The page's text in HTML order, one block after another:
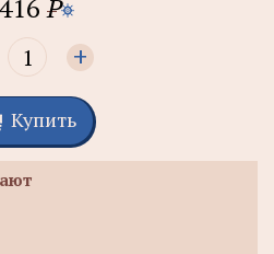
416 P
+
Купить